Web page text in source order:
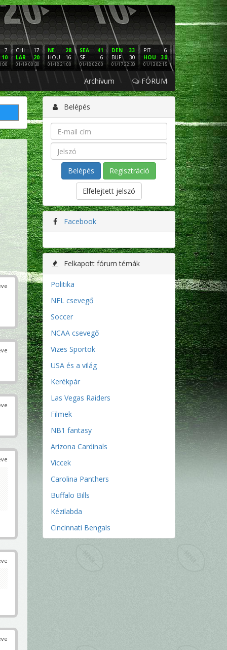
7
10
17
CHI
20
LAR
01/19 00:30
28
NE
16
HOU
01/18 21:00
41
SEA
6
SF
01/18 02:00
33
DEN
30
BUF
01/17 22:30
6
PIT
30
HOU
01/13 02:15
16
NE
3
LAC
01/12 02:00
PHI
SF
01/11
Archívum FÓRUM
Belépés
Regisztráció
Elfelejtett jelszó
Facebook
Felkapott fórum témák
Politika
NFL csevegő
Soccer
NCAA csevegő
Vizes Sportok
USA és a világ
Kerékpár
Las Vegas Raiders
Filmek
NB1 fantasy
Arizona Cardinals
Viccek
Carolina Panthers
Buffalo Bills
Kézilabda
Cincinnati Bengals